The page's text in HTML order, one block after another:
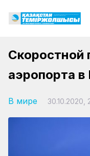
Скоростной
аэропорта
В мире 30.10.2020,